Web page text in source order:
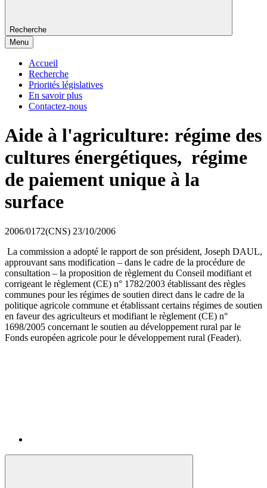
Recherche
Menu
Accueil
Recherche
Priorités législatives
En savoir plus
Contactez-nous
Aide à l'agriculture: régime des
cultures énergétiques, régime
de paiement unique à la
surface
2006/0172(CNS) 23/10/2006
La commission a adopté le rapport de son président, Joseph DAUL,
approuvant sans modification – dans le cadre de la procédure de
consultation – la proposition de règlement du Conseil modifiant et
corrigeant le règlement (CE) n° 1782/2003 établissant des règles
communes pour les régimes de soutien direct dans le cadre de la
politique agricole commune et établissant certains régimes de soutien
en faveur des agriculteurs et modifiant le règlement (CE) n°
1698/2005 concernant le soutien au développement rural par le
Fonds européen agricole pour le développement rural (Feader).